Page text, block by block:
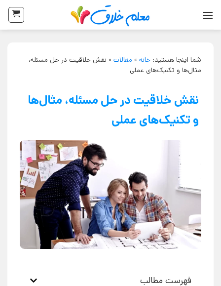
شما اینجا هستید: خانه » مقالات » نقش خلاقیت در حل مسئله،
مثال‌ها و تکنیک‌های عملی
نقش خلاقیت در حل مسئله، مثال‌ها
و تکنیک‌های عملی
فهرست مطالب